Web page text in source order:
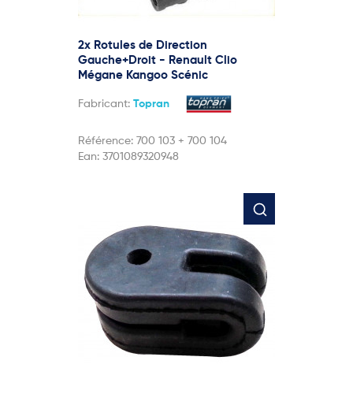
2x Rotules de Direction
Gauche+Droit - Renault Clio
Mégane Kangoo Scénic
Fabricant: Topran
Référence: 700 103 + 700 104
Ean: 3701089320948